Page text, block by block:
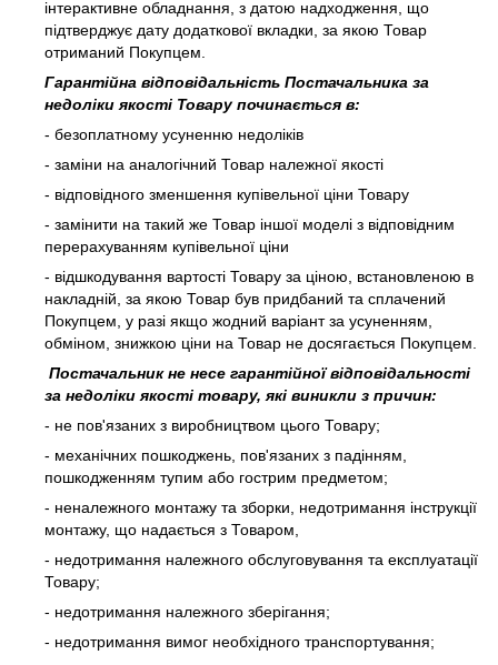
інтерактивне обладнання, з датою надходження, що
підтверджує дату додаткової вкладки, за якою Товар
отриманий Покупцем.
Гарантійна відповідальність Постачальника за
недоліки якості Товару починається в:
- безоплатному усуненню недоліків
- заміни на аналогічний Товар належної якості
- відповідного зменшення купівельної ціни Товару
- замінити на такий же Товар іншої моделі з відповідним
перерахуванням купівельної ціни
- відшкодування вартості Товару за ціною, встановленою в
накладній, за якою Товар був придбаний та сплачений
Покупцем, у разі якщо жодний варіант за усуненням,
обміном, знижкою ціни на Товар не досягається Покупцем.
Постачальник не несе гарантійної відповідальності
за недоліки якості товару, які виникли з причин:
- не пов'язаних з виробництвом цього Товару;
- механічних пошкоджень, пов'язаних з падінням,
пошкодженням тупим або гострим предметом;
- неналежного монтажу та зборки, недотримання інструкції
монтажу, що надається з Товаром,
- недотримання належного обслуговування та експлуатації
Товару;
- недотримання належного зберігання;
- недотримання вимог необхідного транспортування;